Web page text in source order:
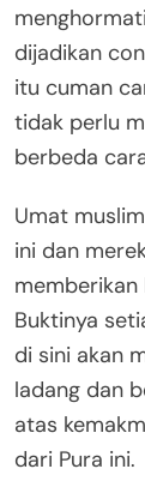
dijadikan
itu cuman
tidak perlu
berbeda
Umat
ini dan
memberikan
Buktinya
di sini akan
ladang dan
atas
dari Pura ini.